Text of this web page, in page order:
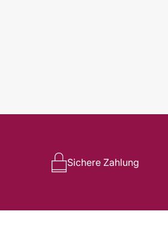
Sichere Zahlung